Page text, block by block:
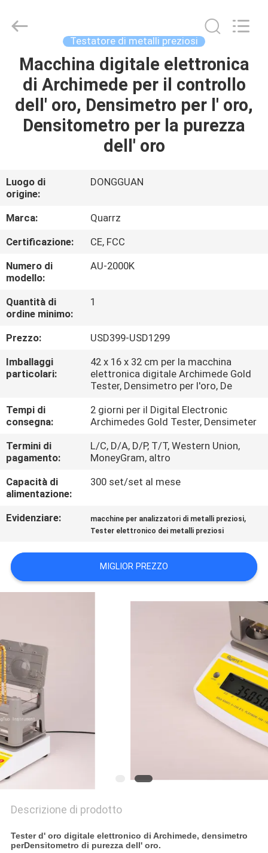
CASA
PRODOTTI
GIRO
DELLA
FABBRICA
CONTROLLO
DI
QUALITÀ
CONTATTICI
UNA
MAPPA
DEL
SITO
PRIVACY
POLICY
dell'oro
supplier.
Guangdong Hongtuo Instrument Technology Co.,Ltd.
Reserved.
Developed
Testatore di metalli preziosi
Macchina digitale elettronica
di Archimede per il controllo
dell' oro, Densimetro per l' oro,
Densitometro per la purezza
dell' oro
Luogo di
origine:
DONGGUAN
Marca:
Quarrz
Certificazione:
CE, FCC
Numero di
modello:
AU-2000K
Quantità di
ordine minimo:
1
Prezzo:
USD399-USD1299
Imballaggi
particolari:
42 x 16 x 32 cm per la macchina
elettronica digitale Archimede Gold
Tester, Densimetro per l'oro, De
Tempi di
consegna:
2 giorni per il Digital Electronic
Archimedes Gold Tester, Densimeter
Termini di
pagamento:
L/C, D/A, D/P, T/T, Western Union,
MoneyGram, altro
Capacità di
alimentazione:
300 set/set al mese
Evidenziare: macchine per analizzatori di metalli preziosi,
Tester elettronico dei metalli preziosi
MIGLIOR PREZZO
Descrizione di prodotto
Tester d' oro digitale elettronico di Archimede, densimetro
perDensitometro di purezza dell' oro.